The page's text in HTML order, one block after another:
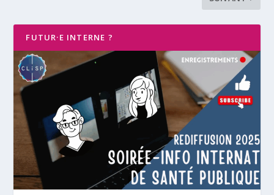
FUTUR·E INTERNE ?